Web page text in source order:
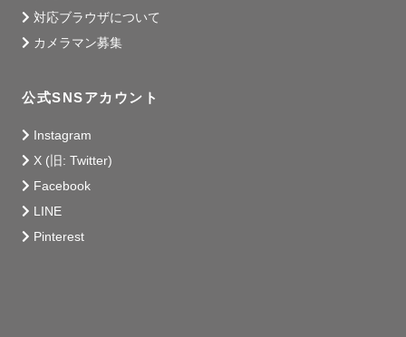
対応ブラウザについて
カメラマン募集
公式SNSアカウント
Instagram
X (旧: Twitter)
Facebook
LINE
Pinterest